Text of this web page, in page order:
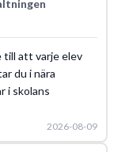
till att varje elev
du i nära
i skolans
2026-08-09